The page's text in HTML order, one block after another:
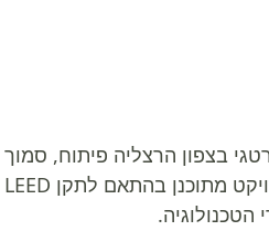
בצפון הרצליה פיתוח, סמוך
לקומפלקס של חברת MICROSOFT, מבטיח נגישות מצוינת מכביש 2 ונתיבי איילון. הפרויקט מתוכנן בהתאם לתקן LEED